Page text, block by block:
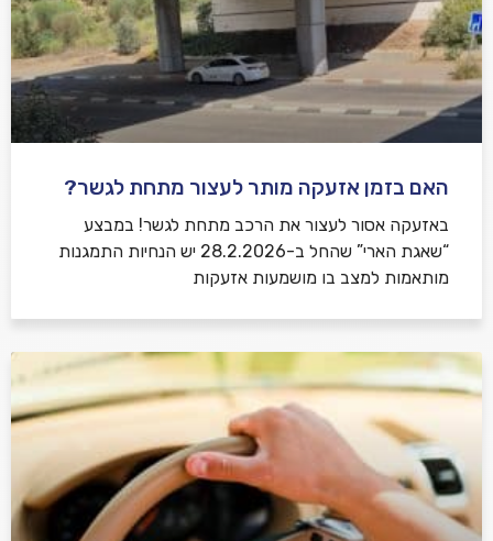
האם בזמן אזעקה מותר לעצור מתחת לגשר?
באזעקה אסור לעצור את הרכב מתחת לגשר! במבצע
“שאגת הארי” שהחל ב-28.2.2026 יש הנחיות התמגנות
מותאמות למצב בו מושמעות אזעקות